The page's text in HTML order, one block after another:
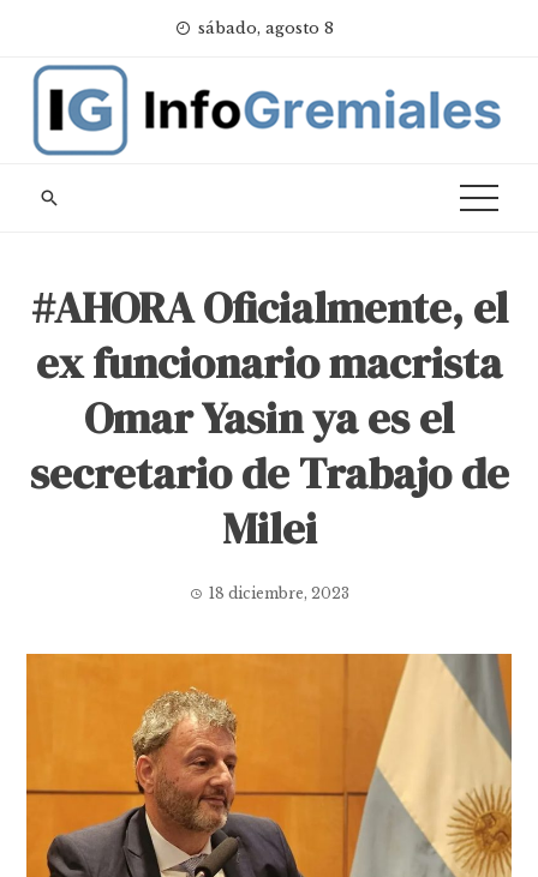
content
sábado, agosto 8
#AHORA Oficialmente, el
ex funcionario macrista
Omar Yasin ya es el
secretario de Trabajo de
Milei
18 diciembre, 2023